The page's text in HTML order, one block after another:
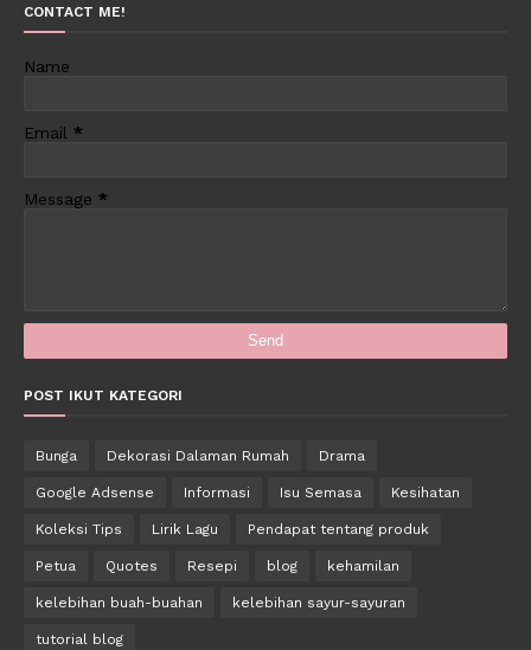
CONTACT ME!
Name
Email *
Message *
POST IKUT KATEGORI
Bunga Dekorasi Dalaman Rumah Drama
Google Adsense Informasi Isu Semasa Kesihatan
Koleksi Tips Lirik Lagu Pendapat tentang produk
Petua Quotes Resepi blog kehamilan
kelebihan buah-buahan kelebihan sayur-sayuran
tutorial blog